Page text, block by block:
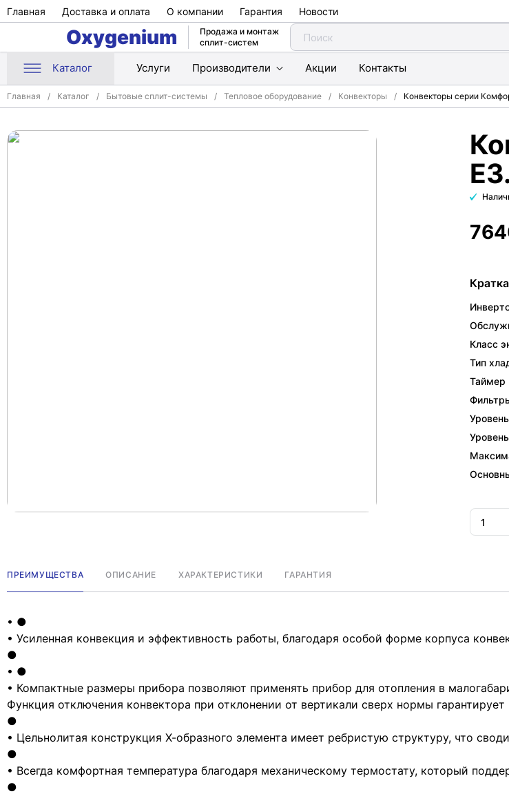
Главная Доставка и оплата О компании Гарантия Новости
Oxygenium
Продажа и монтаж
сплит-систем
Каталог Услуги Производители Акции Контакты
Главная Каталог Бытовые сплит-системы Тепловое оборудование Конвекторы Конвекторы серии
Класс
Тип
Таймер
ПРЕИМУЩЕСТВА ОПИСАНИЕ ХАРАКТЕРИСТИКИ ГАРАНТИЯ
• ●
• Усиленная конвекция и эффективность работы, благодаря особой форме корпуса
●
• ●
• Компактные размеры прибора позволяют применять прибор для отопления в
Функция отключения конвектора при отклонении от вертикали сверх нормы гарантирует
●
• Цельнолитая конструкция Х-образного элемента имеет ребристую структуру, что
●
• Всегда комфортная температура благодаря механическому термостату, который
●